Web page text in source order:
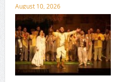
August 10, 2026